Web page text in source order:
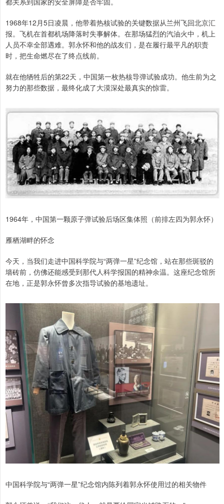
1968年12月5日凌晨，他带着热核试验的关键数据从兰州飞回北京汇
报。飞机在首都机场降落时失事解体。在那场猛烈的汽油火中，机上
人员不幸全部遇难。郭永怀和他的战友们，是在履行最平凡的职责
时，把生命燃尽在了终点线前。
就在他牺牲后的第22天，中国第一枚热核导弹试验成功。他生前为之
努力的那些数据，最终化成了大漠深处最真实的惊雷。
1964年，中国第一颗原子弹试验后场区集体照（前排左四为郭永怀）
雁栖湖畔的怀念
今天，当我们走进中国科学院与“两弹一星”纪念馆，站在那些斑驳的
墙砖前，仿佛还能感受到那代人科学报国的精神余温。这座纪念馆所
在地，正是郭永怀曾多次指导试验的基地遗址。
中国科学院与“两弹一星”纪念馆内陈列着郭永怀使用过的相关物件